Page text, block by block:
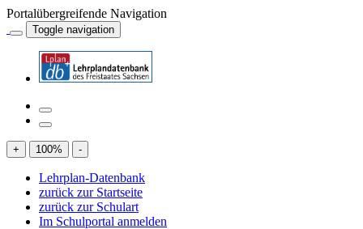
Portalübergreifende Navigation
Toggle navigation
+ 100% -
Lehrplan-Datenbank
zurück zur Startseite
zurück zur Schulart
Im Schulportal anmelden